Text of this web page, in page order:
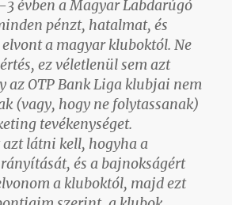
évben a Magyar Labdarúgó
pénzt, hatalmat, és
a magyar kluboktól. Ne
ez véletlenül sem azt
az OTP Bank Liga klubjai nem
(vagy, hogy ne folytassanak)
tevékenységet.
látni kell, hogyha a
és a bajnokságért
a kluboktól, majd ezt